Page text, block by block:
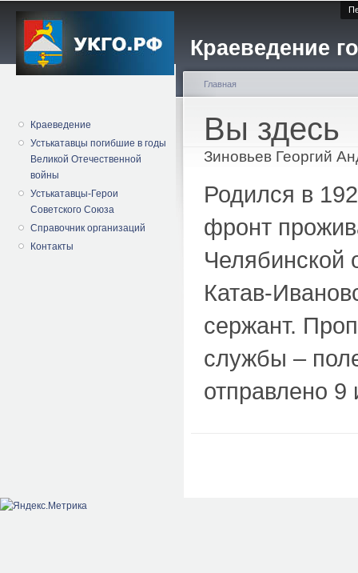
Краеведение
Краеведение
Устькатавцы погибшие в годы
Великой Отечественной
войны
Устькатавцы-Герои
Советского Союза
Справочник организаций
Контакты
Вы здесь
Главная
Зиновьев Георгий
Родился в
фронт
Челябинской
Катав-
сержант.
службы –
отправлено 9